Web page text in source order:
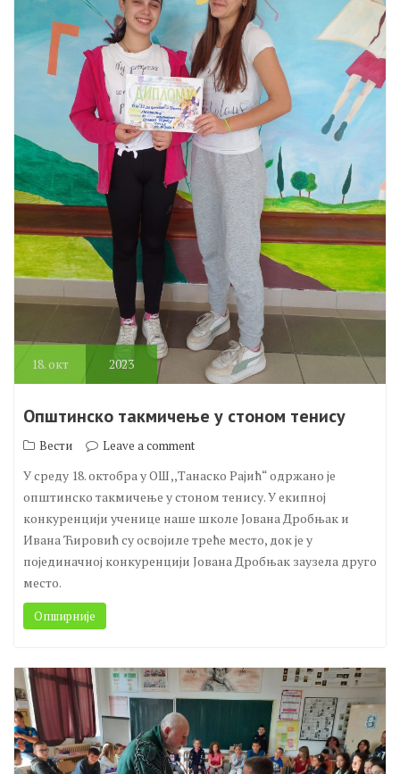
18.окт 2023
Општинско такмичење у стоном тенису
Вести Leave a comment
У среду 18. октобра у ОШ ,,Танаско Рајић“ одржано је
општинско такмичење у стоном тенису. У екипној
конкуренцији ученице наше школе Јована Дробњак и
Ивана Ћировић су освојиле треће место, док је у
појединачној конкуренцији Јована Дробњак заузела друго
место.
Опширније